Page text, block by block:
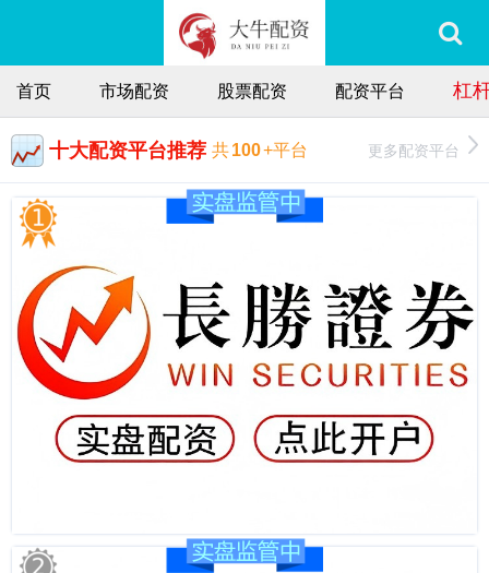
首页 市场配资 股票配资 配资平台 杠
十大配资平台推荐 共100+平台 更多配资平台